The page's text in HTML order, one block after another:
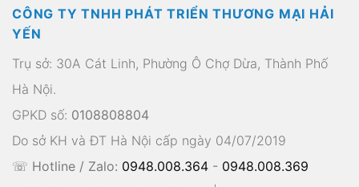
CÔNG TY TNHH PHÁT TRIỂN THƯƠNG MẠI HẢI
YẾN
Trụ sở: 30A Cát Linh, Phường Ô Chợ Dừa, Thành Phố
Hà Nội.
GPKD số: 0108808804
Do sở KH và ĐT Hà Nội cấp ngày 04/07/2019
☏ Hotline / Zalo: 0948.008.364 - 0948.008.369